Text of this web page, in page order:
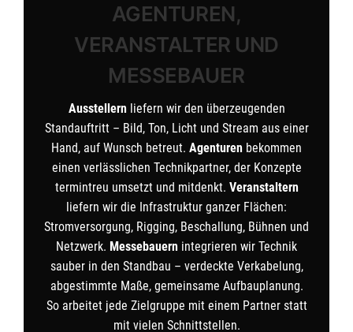
AGENTUREN,
VERANSTALTER UND
MESSEBAUER
Ausstellern liefern wir den überzeugenden
Standauftritt – Bild, Ton, Licht und Stream aus einer
Hand, auf Wunsch betreut. Agenturen bekommen
einen verlässlichen Technikpartner, der Konzepte
termintreu umsetzt und mitdenkt. Veranstaltern
liefern wir die Infrastruktur ganzer Flächen:
Stromversorgung, Rigging, Beschallung, Bühnen und
Netzwerk. Messebauern integrieren wir Technik
sauber in den Standbau – verdeckte Verkabelung,
abgestimmte Maße, gemeinsame Aufbauplanung.
So arbeitet jede Zielgruppe mit einem Partner statt
mit vielen Schnittstellen.